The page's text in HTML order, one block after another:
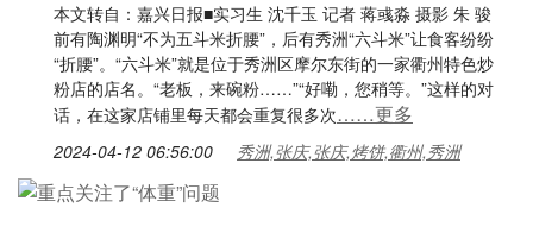
本文转自：嘉兴日报■实习生 沈千玉 记者 蒋彧淼 摄影 朱 骏
前有陶渊明“不为五斗米折腰”，后有秀洲“六斗米”让食客纷纷
“折腰”。“六斗米”就是位于秀洲区摩尔东街的一家衢州特色炒
粉店的店名。“老板，来碗粉……”“好嘞，您稍等。”这样的对
话，在这家店铺里每天都会重复很多次……更多
2024-04-12 06:56:00 秀洲,张庆,张庆,烤饼,衢州,秀洲